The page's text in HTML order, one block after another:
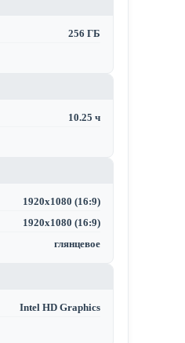
256 ГБ
10.25 ч
1920x1080 (16:9)
1920x1080 (16:9)
глянцевое
Intel HD Graphics